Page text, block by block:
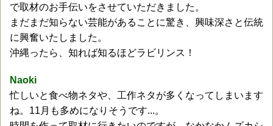
で取材のお手伝いをさせていただきました。
まだまだ知らない芸能があることに驚き、興味深さと伝統
に興奮いたしました。
沖縄ったら、知れば知るほどラビリンス！
Naoki
忙しいと食べ物ネタや、工作ネタが多くなってしまいます
ね。11月も多めになりそうです...。